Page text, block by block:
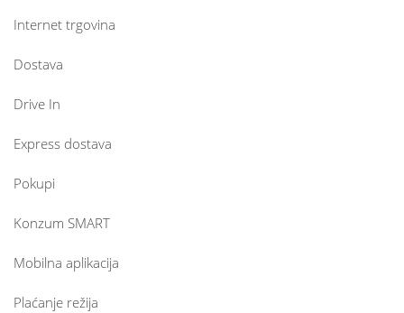
Internet trgovina
Dostava
Drive In
Express dostava
Pokupi
Konzum SMART
Mobilna aplikacija
Plaćanje režija